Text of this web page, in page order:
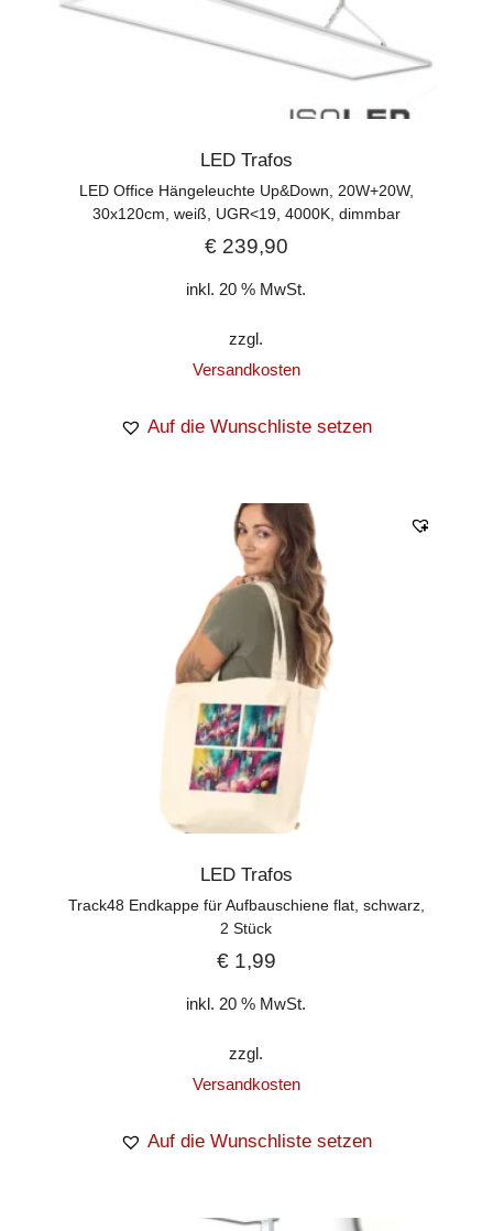
LED Trafos
LED Office Hängeleuchte Up&Down, 20W+20W,
30x120cm, weiß, UGR<19, 4000K, dimmbar
€239,90
inkl. 20 % MwSt.
zzgl.
Versandkosten
Auf die Wunschliste setzen
LED Trafos
Track48 Endkappe für Aufbauschiene flat, schwarz,
2 Stück
€1,99
inkl. 20 % MwSt.
zzgl.
Versandkosten
Auf die Wunschliste setzen